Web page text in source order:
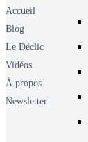
Accueil
Blog
Le Déclic
Vidéos
À propos
Newsletter